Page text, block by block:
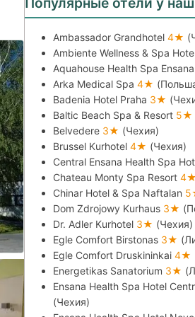
Ambassador Grandhotel4★
Ambiente Wellness & Spa
Aquahouse Health Spa Ensana
Arka Medical Spa4★
Badenia Hotel Praha 3★
Baltic Beach Spa & Resort 5★
Belvedere 3★ (Чехия)
Brussel Kurhotel4★ (Чехия)
Central Ensana Health Spa
Chateau Monty Spa Resort4★
Chinar Hotel & Spa Naftalan
Dom Zdrojowy Kurhaus 3★
Dr. Adler Kurhotel 3★ (Чехия)
Egle Comfort Birstonas 3★
Egle Comfort Druskininkai4★
Energetikas Sanatorium 3★
Ensana Health Spa Hotel
(Чехия)